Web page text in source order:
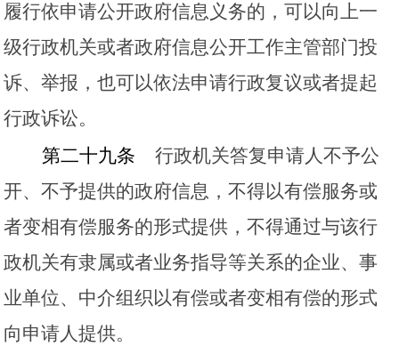
履行依申请公开政府信息义务的，可以向上一
级行政机关或者政府信息公开工作主管部门投
诉、举报，也可以依法申请行政复议或者提起
行政诉讼。
第二十九条
行政机关答复申请人不予公
开、不予提供的政府信息，不得以有偿服务或
者变相有偿服务的形式提供，不得通过与该行
政机关有隶属或者业务指导等关系的企业、事
业单位、中介组织以有偿或者变相有偿的形式
向申请人提供。